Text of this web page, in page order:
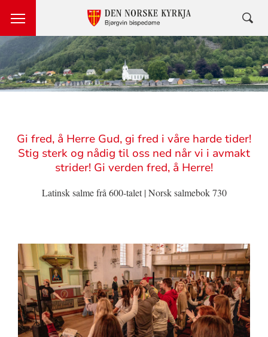
Sitat
Gi fred, å Herre Gud, gi fred i våre harde tider!
Stig sterk og nådig til oss ned når vi i avmakt
strider! Gi verden fred, å Herre!
Latinsk salme frå 600-talet | Norsk salmebok 730